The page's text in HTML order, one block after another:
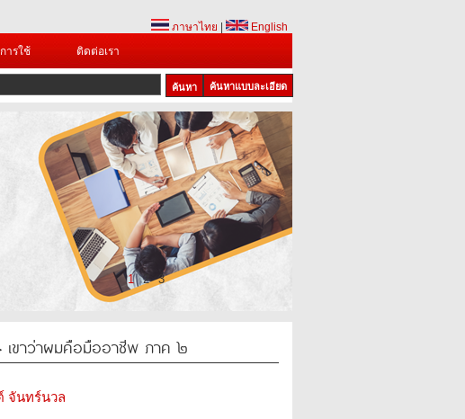
ภาษาไทย
English
ารใช้ ติดต่อเรา
ค้นหาแบบละเอียด
1 2 3
เขาว่าผมคือมืออาชีพ ภาค ๒
จันทร์นวล